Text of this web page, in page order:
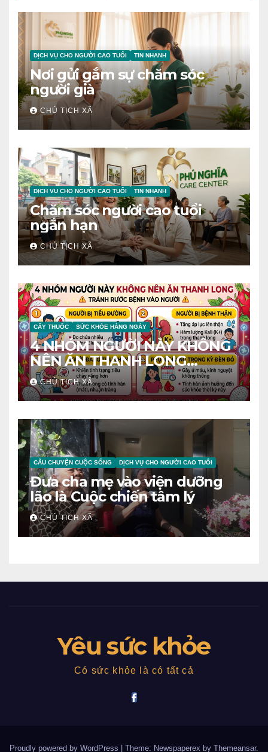
DỊCH VỤ CHO NGƯỜI CAO TUỔI TIN NHANH
Nơi gửi gắm sự chăm sóc
người già
CHỦ TỊCH XÃ
DỊCH VỤ CHO NGƯỜI CAO TUỔI TIN NHANH
Chăm sóc người cao tuổi
ngắn hạn
CHỦ TỊCH XÃ
CÂY THUỐC SỨC KHỎE HÀNG NGÀY
4 NHÓM NGƯỜI NÀY KHÔNG
NÊN ĂN THANH LONG
TRÁNH RƯỚC BỆNH VÀO
NGƯỜI
CHỦ TỊCH XÃ
CÂU CHUYỆN CUỘC SỐNG DỊCH VỤ CHO NGƯỜI CAO TUỔI
Đưa cha mẹ vào viện dưỡng
lão là Cuộc chiến tâm lý
CHỦ TỊCH XÃ
Yêu sức khỏe
Có sức khỏe là có tất cả
Proudly powered by WordPress Theme: Newspaperex by Themeansar.